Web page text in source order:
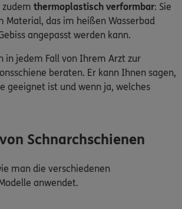
zudem thermoplastisch verformbar: Sie
Material, das im heißen Wasserbad
angepasst werden kann.
in jedem Fall von Ihrem Arzt zur
beraten. Er kann Ihnen sagen,
geeignet ist und wenn ja, welches
Schnarchschienen
man die verschiedenen
anwendet.